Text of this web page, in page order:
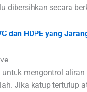
dibersihkan secara
dan HDPE yang
mengontrol
Jika katup tertutup